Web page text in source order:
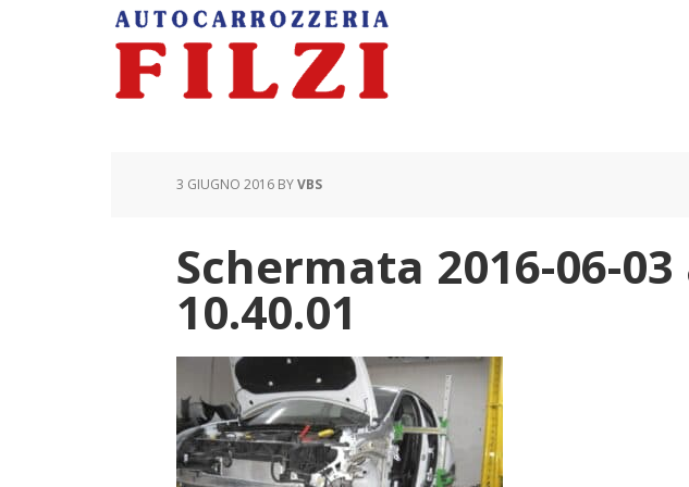
3 GIUGNO 2016 BYVBS
Schermata 2016-06-
10.40.01